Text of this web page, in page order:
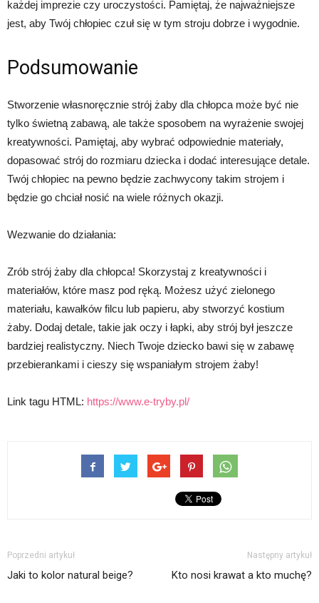
każdej imprezie czy uroczystości. Pamiętaj, że najważniejsze
jest, aby Twój chłopiec czuł się w tym stroju dobrze i wygodnie.
Podsumowanie
Stworzenie własnoręcznie strój żaby dla chłopca może być nie
tylko świetną zabawą, ale także sposobem na wyrażenie swojej
kreatywności. Pamiętaj, aby wybrać odpowiednie materiały,
dopasować strój do rozmiaru dziecka i dodać interesujące detale.
Twój chłopiec na pewno będzie zachwycony takim strojem i
będzie go chciał nosić na wiele różnych okazji.
Wezwanie do działania:
Zrób strój żaby dla chłopca! Skorzystaj z kreatywności i
materiałów, które masz pod ręką. Możesz użyć zielonego
materiału, kawałków filcu lub papieru, aby stworzyć kostium
żaby. Dodaj detale, takie jak oczy i łapki, aby strój był jeszcze
bardziej realistyczny. Niech Twoje dziecko bawi się w zabawę
przebierankami i cieszy się wspaniałym strojem żaby!
Link tagu HTML: https://www.e-tryby.pl/
Poprzedni artykuł
Jaki to kolor natural beige?
Następny artykuł
Kto nosi krawat a kto muchę?